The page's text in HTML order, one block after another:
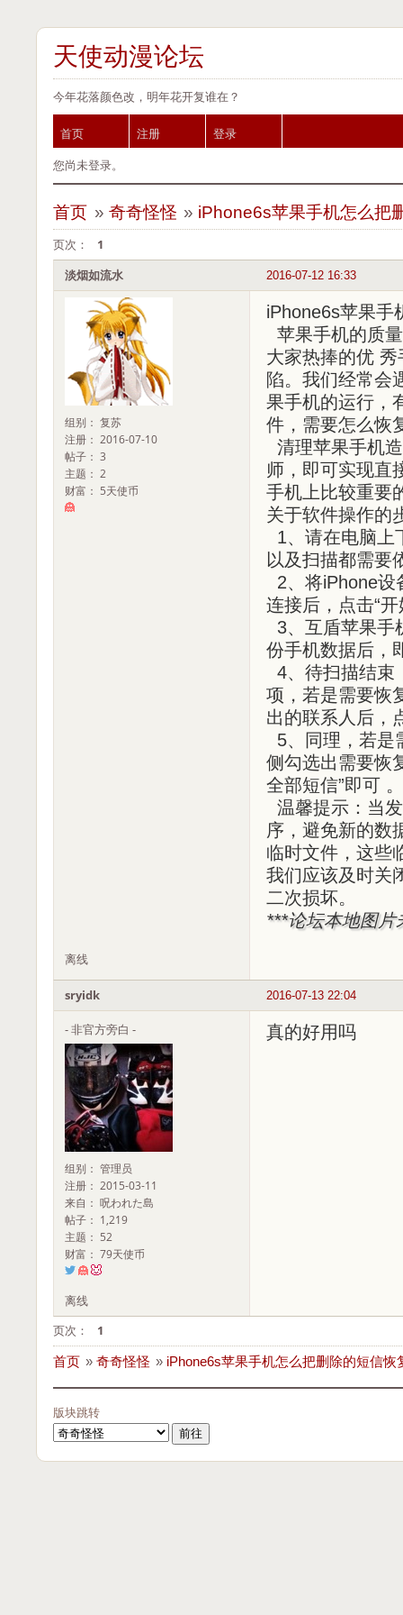
天使动漫论坛
今年花落颜色改，明年花开复谁在？
首页 注册
登录
您尚未登录。
首页 » 奇奇怪怪 » iPhone6s苹果手机怎么把
页次： 1
2016-07-12 16:33
淡烟如流水
组别： 复苏
注册： 2016-07-10
帖子： 3
主题： 2
财富： 5天使币
iPhone6s苹果手
苹果手机的质
大家热捧的优
陷。我们经常会
果手机的运行，
件，需要怎么恢
清理苹果手机
师，即可实现直
手机上比较重要
关于软件操作的
1、请在电脑上
以及扫描都需要
2、将iPhone设
连接后，点击“
3、互盾苹果手
份手机数据后，
4、待扫描结束
项，若是需要恢
出的联系人后，
5、同理，若是
侧勾选出需要恢
全部短信”即可 。
温馨提示：当
序，避免新的数
临时文件，这些
我们应该及时关
二次损坏。
***论坛本地图片
离线
2016-07-13 22:04
sryidk
- 非官方旁白 -
组别： 管理员
注册： 2015-03-11
来自： 呪われた島
帖子： 1,219
主题： 52
财富： 79天使币
真的好用吗
离线
页次：
1
首页 » 奇奇怪怪 » iPhone6s苹果手机怎么把删除的短信恢
版块跳转